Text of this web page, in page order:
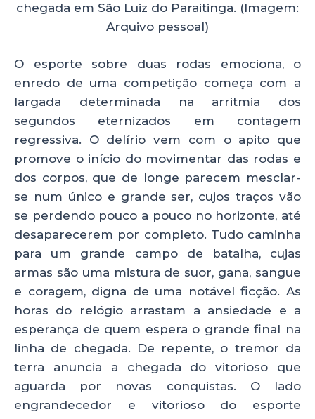
chegada em São Luiz do Paraitinga. (Imagem:
Arquivo pessoal)
O esporte sobre duas rodas emociona, o
enredo de uma competição começa com a
largada determinada na arritmia dos
segundos eternizados em contagem
regressiva. O delírio vem com o apito que
promove o início do movimentar das rodas e
dos corpos, que de longe parecem mesclar-
se num único e grande ser, cujos traços vão
se perdendo pouco a pouco no horizonte, até
desaparecerem por completo. Tudo caminha
para um grande campo de batalha, cujas
armas são uma mistura de suor, gana, sangue
e coragem, digna de uma notável ficção. As
horas do relógio arrastam a ansiedade e a
esperança de quem espera o grande final na
linha de chegada. De repente, o tremor da
terra anuncia a chegada do vitorioso que
aguarda por novas conquistas. O lado
engrandecedor e vitorioso do esporte